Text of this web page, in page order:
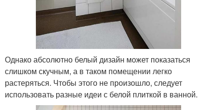
Однако абсолютно белый дизайн может показаться
слишком скучным, а в таком помещении легко
растеряться. Чтобы этого не произошло, следует
использовать разные идеи с белой плиткой в ванной.